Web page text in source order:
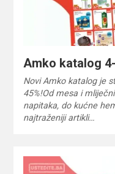
Amko katalog
Novi Amko katalog je
45%!Od mesa i
napitaka, do kućne
najtraženiji artikli…